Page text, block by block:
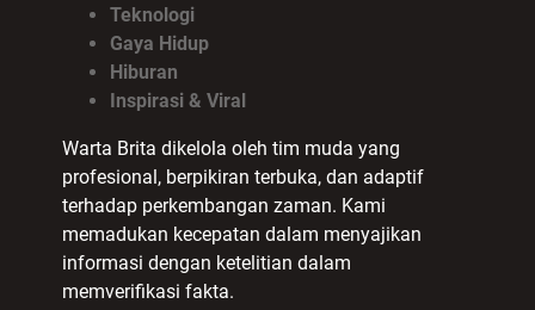
Teknologi
Gaya Hidup
Hiburan
Inspirasi & Viral
Warta Brita dikelola oleh tim muda yang
profesional, berpikiran terbuka, dan adaptif
terhadap perkembangan zaman. Kami
memadukan kecepatan dalam menyajikan
informasi dengan ketelitian dalam
memverifikasi fakta.